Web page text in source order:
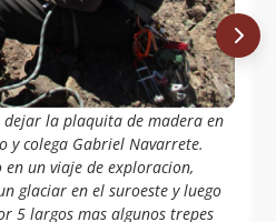
dejar la plaquita de madera en
y colega Gabriel Navarrete.
un viaje de exploracion,
glaciar en el suroeste y luego
5 largos mas algunos trepes